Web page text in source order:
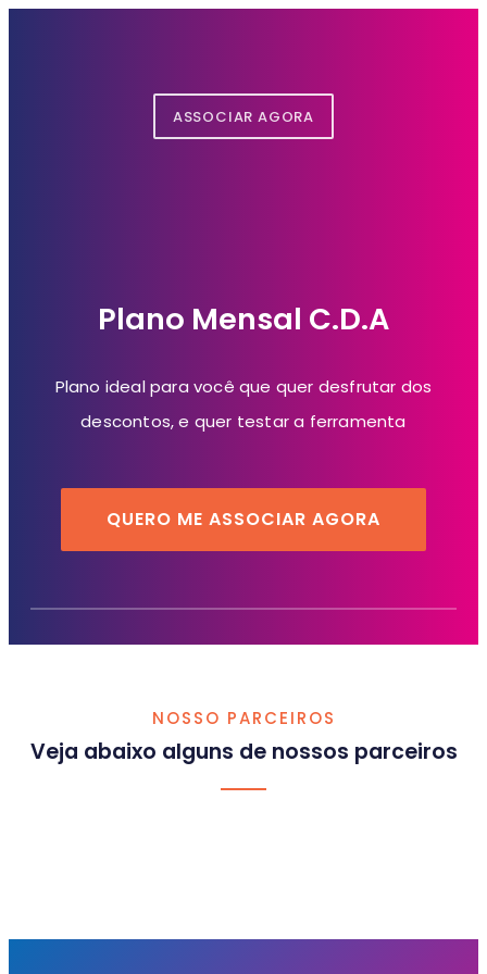
ASSOCIAR AGORA
Plano Mensal C.D.A
Plano ideal para você que quer desfrutar dos
descontos, e quer testar a ferramenta
QUERO ME ASSOCIAR AGORA
NOSSO PARCEIROS
Veja abaixo alguns de nossos parceiros